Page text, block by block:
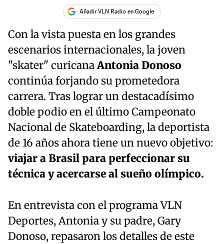
Añadir VLN Radio en Google
Con la vista puesta en los grandes
escenarios internacionales, la joven
"skater" curicanaAntonia Donoso
continúa forjando su prometedora
carrera. Tras lograr un destacadísimo
doble podio en el último Campeonato
Nacional de Skateboarding, la deportista
de 16 años ahora tiene un nuevo objetivo:
viajar a Brasil para perfeccionar su
técnica y acercarse al sueño olímpico.
En entrevista con el programa VLN
Deportes, Antonia y su padre, Gary
Donoso, repasaron los detalles de este